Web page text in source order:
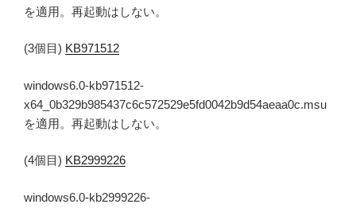
を適用。再起動はしない。
(3個目) KB971512
windows6.0-kb971512-
x64_0b329b985437c6c572529e5fd0042b9d54aeaa0c.msu
を適用。再起動はしない。
(4個目) KB2999226
windows6.0-kb2999226-